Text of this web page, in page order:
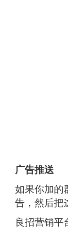
广告推送
如果你加的
告，然后把
良招营销平